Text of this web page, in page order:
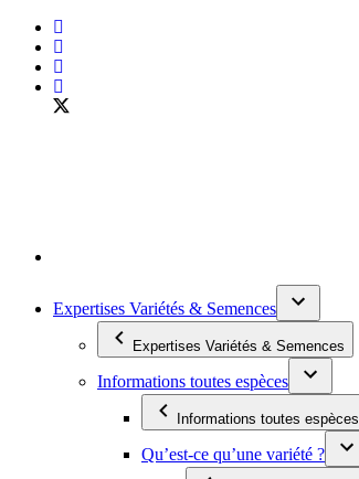
Expertises Variétés & Semences
Expertises Variétés & Semences
Informations toutes espèces
Informations toutes espèces
Qu’est-ce qu’une variété ?